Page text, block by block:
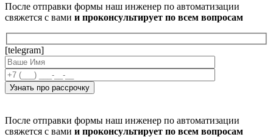
После отправки формы наш инженер по автоматизации
свяжется с вами и проконсультирует по всем вопросам
[telegram]
После отправки формы наш инженер по автоматизации
свяжется с вами и проконсультирует по всем вопросам